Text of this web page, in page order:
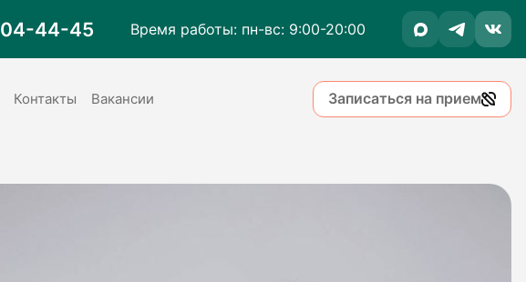
44-45 Время работы: пн-вс: 9:00-20:00
Контакты Вакансии Записаться на прием